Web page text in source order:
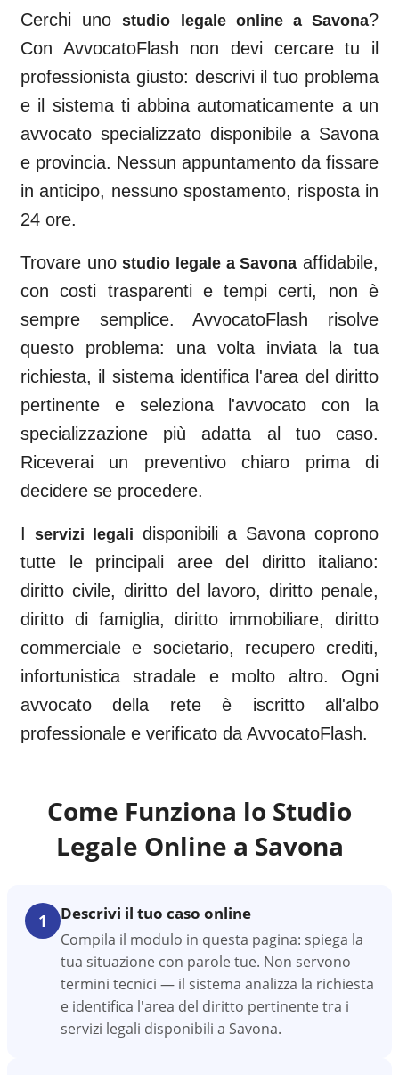
Cerchi uno studio legale online aSavona?
Con AvvocatoFlash non devi cercare tu il
professionista giusto: descrivi il tuo problema
e il sistema ti abbina automaticamente a un
avvocato specializzato disponibile a Savona
e provincia. Nessun appuntamento da fissare
in anticipo, nessuno spostamento, risposta in
24 ore.
Trovare unostudio legale aSavona affidabile,
con costi trasparenti e tempi certi, non è
sempre semplice. AvvocatoFlash risolve
questo problema: una volta inviata la tua
richiesta, il sistema identifica l'area del diritto
pertinente e seleziona l'avvocato con la
specializzazione più adatta al tuo caso.
Riceverai un preventivo chiaro prima di
decidere se procedere.
I servizi legali disponibili a Savona coprono
tutte le principali aree del diritto italiano:
diritto civile, diritto del lavoro, diritto penale,
diritto di famiglia, diritto immobiliare, diritto
commerciale e societario, recupero crediti,
infortunistica stradale e molto altro. Ogni
avvocato della rete è iscritto all'albo
professionale e verificato da AvvocatoFlash.
Come Funziona lo Studio
Legale Online a Savona
1 Descrivi il tuo caso online
Compila il modulo in questa pagina: spiega la
tua situazione con parole tue. Non servono
termini tecnici — il sistema analizza la richiesta
e identifica l'area del diritto pertinente tra i
servizi legali disponibili a Savona.